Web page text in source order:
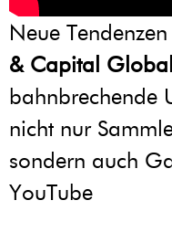
Neue
& Capital
bahnbrechende
nicht nur
sondern auch
YouTube